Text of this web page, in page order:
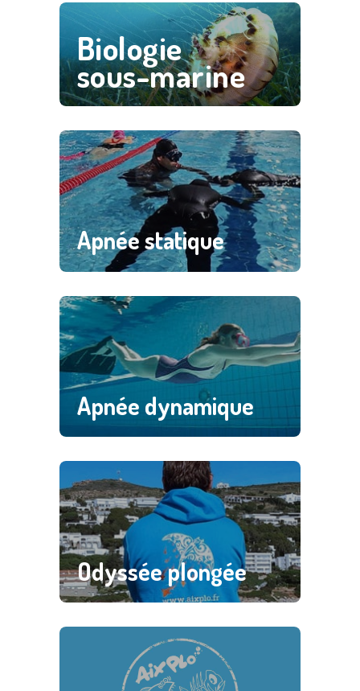
Save
Biologie
sous-marine
Save
Apnée statique
Apnée dynamique
Save
Odyssée plongée
0
1
2
3
0
1
2
3
40